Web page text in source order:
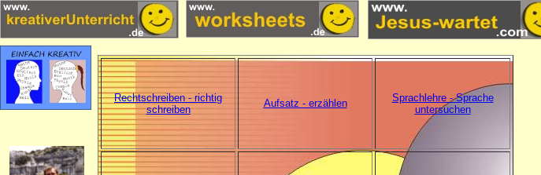
Rechtschreiben - richtig
schreiben
Aufsatz - erzählen
Sprachlehre - Sprache
untersuchen